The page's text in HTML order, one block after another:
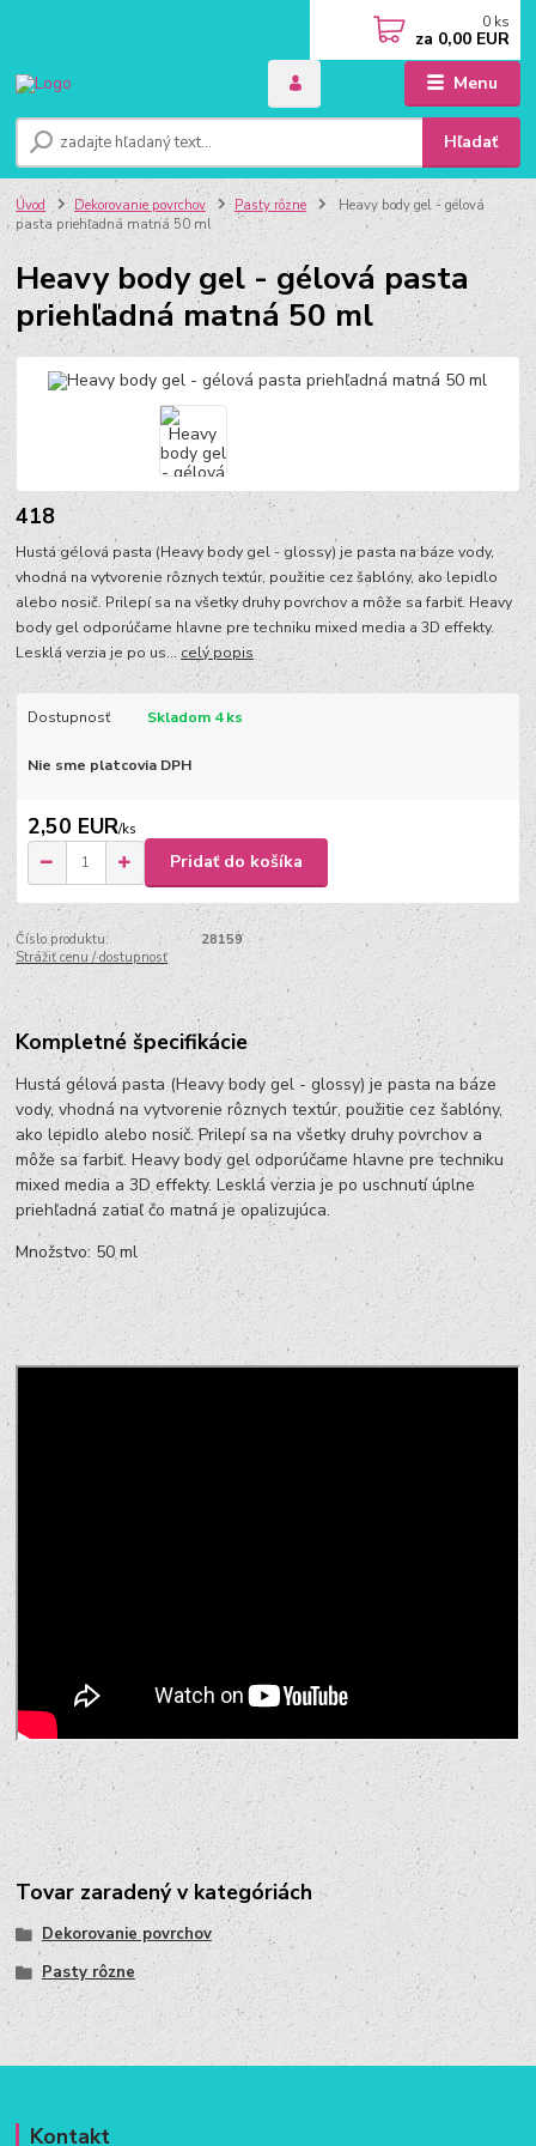
Menu
Hľadať
0 ks
za 0,00 EUR
Úvod Dekorovanie povrchov Pasty rôzne
Heavy body gel - gélová
pasta priehľadná matná 50 ml
Heavy body gel - gélová pasta
priehľadná matná 50 ml
418
Hustá gélová pasta (Heavy body gel - glossy) je pasta na báze vody,
vhodná na vytvorenie rôznych textúr, použitie cez šablóny, ako lepidlo
alebo nosič. Prilepí sa na všetky druhy povrchov a môže sa farbiť. Heavy
body gel odporúčame hlavne pre techniku mixed media a 3D effekty.
Lesklá verzia je po us...celý popis
Dostupnosť Skladom 4 ks
Nie sme platcovia DPH
2,50 EUR/ks
Pridať do košíka
Číslo produktu:
28159
Strážiť cenu / dostupnosť
Kompletné špecifikácie
Hustá gélová pasta (Heavy body gel - glossy) je pasta na báze
vody, vhodná na vytvorenie rôznych textúr, použitie cez šablóny,
ako lepidlo alebo nosič. Prilepí sa na všetky druhy povrchov a
môže sa farbiť. Heavy body gel odporúčame hlavne pre techniku
mixed media a 3D effekty. Lesklá verzia je po uschnutí úplne
priehľadná zatiaľ čo matná je opalizujúca.
Množstvo: 50 ml
Tovar zaradený v kategóriách
Dekorovanie povrchov
Pasty rôzne
Kontakt